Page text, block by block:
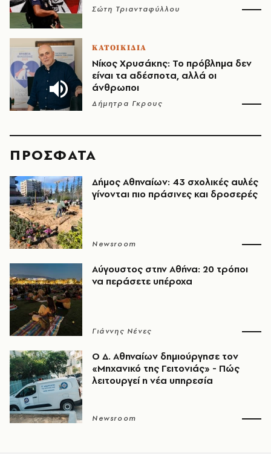
Σώτη Τριανταφύλλου
ΚΑΤΟΙΚΙΔΙΑ
Νίκος Χρυσάκης: Το πρόβλημα δεν
είναι τα αδέσποτα, αλλά οι
άνθρωποι
Δήμητρα Γκρους
ΠΡΟΣΦΑΤΑ
Δήμος Αθηναίων: 43 σχολικές αυλές
γίνονται πιο πράσινες και δροσερές
Newsroom
Αύγουστος στην Αθήνα: 20 τρόποι
να περάσετε υπέροχα
Γιάννης Νένες
Ο Δ. Αθηναίων δημιούργησε τον
«Μηχανικό της Γειτονιάς» - Πώς
λειτουργεί η νέα υπηρεσία
Newsroom